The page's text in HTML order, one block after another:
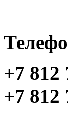
+7 812
+7 812